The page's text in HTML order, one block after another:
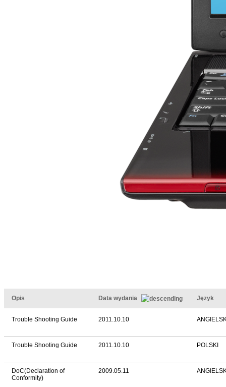
Opis Data wydania Język
Trouble Shooting Guide 2011.10.10
Trouble Shooting Guide 2011.10.10 POLSKI
DoC(Declaration of
Conformity)
2009.05.11